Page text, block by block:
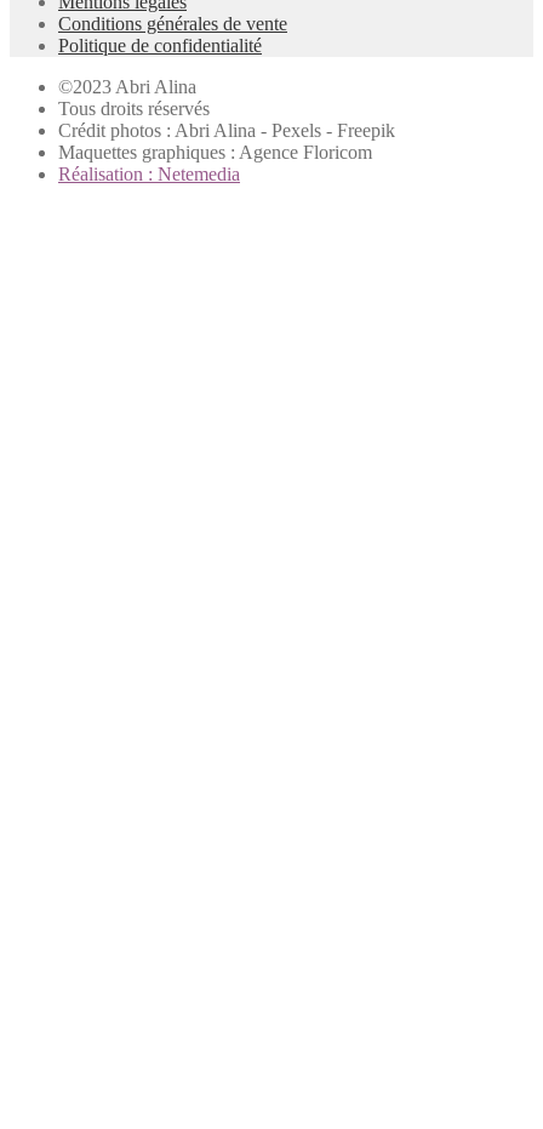
Conditions générales de vente
Politique de confidentialité
©2023 Abri Alina
Tous droits réservés
Crédit photos : Abri Alina - Pexels - Freepik
Maquettes graphiques : Agence Floricom
Réalisation : Netemedia